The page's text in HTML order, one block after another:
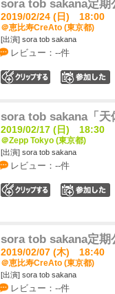
sora tob sakana定期
2019/02/24 (日) 18:00
＠恵比寿CreAto (東京都)
[出演] sora tob sakana
レビュー：--件
sora tob sakana「天
2019/02/17 (日) 18:30
＠Zepp Tokyo (東京都)
[出演] sora tob sakana
レビュー：--件
sora tob sakana定期
2019/02/07 (木) 18:40
＠恵比寿CreAto (東京都)
[出演] sora tob sakana
レビュー：--件